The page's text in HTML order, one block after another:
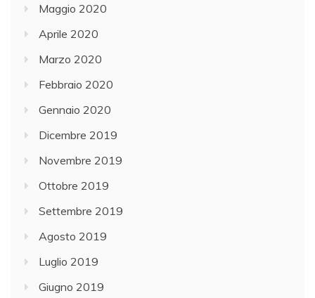
Maggio 2020
Aprile 2020
Marzo 2020
Febbraio 2020
Gennaio 2020
Dicembre 2019
Novembre 2019
Ottobre 2019
Settembre 2019
Agosto 2019
Luglio 2019
Giugno 2019